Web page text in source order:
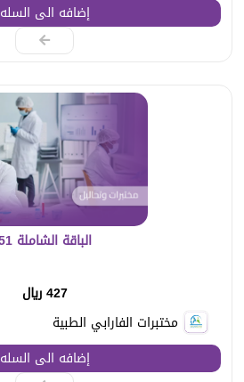
إضافه الى السله
الباقة الشاملة 51
427 ريال
مختبرات الفارابي الطبية
إضافه الى السله